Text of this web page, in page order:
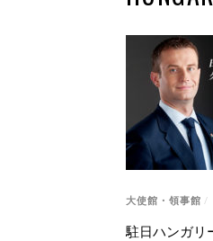
大使館・領事館 /
駐日ハンガリ